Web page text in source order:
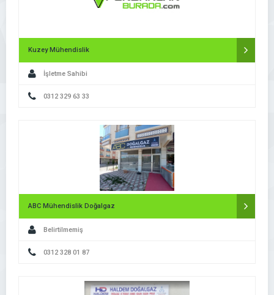
Kuzey Mühendislik
İşletme Sahibi
0312 329 63 33
ABC Mühendislik Doğalgaz
Belirtilmemiş
0312 328 01 87